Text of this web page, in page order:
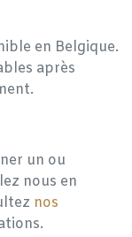
en Belgique.
après
un ou
nous en
nos